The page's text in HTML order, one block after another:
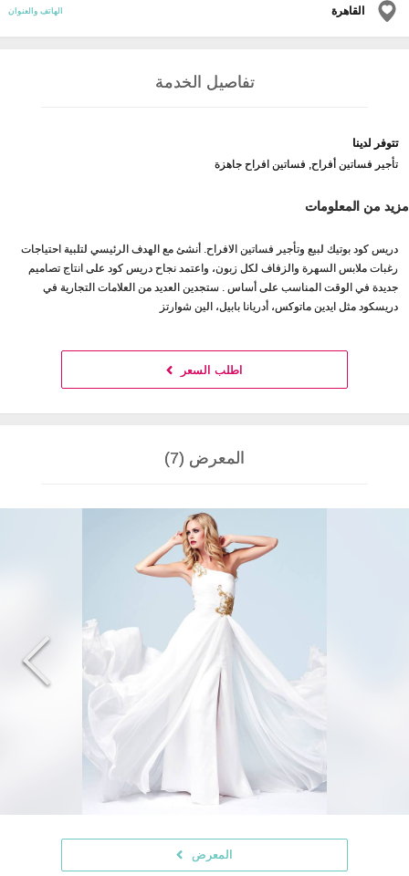
القاهرة الهاتف والعنوان
تفاصيل الخدمة
تتوفر لدينا
تأجير فساتين أفراح, فساتين افراح جاهزة
مزيد من المعلومات
دريس كود بوتيك لبيع وتأجير فساتين الافراح. أنشئ مع الهدف الرئيسي لتلبية احتياجات
رغبات ملابس السهرة والزفاف لكل زبون، واعتمد نجاح دريس كود على انتاج تصاميم
جديدة في الوقت المناسب على أساس . ستجدين العديد من العلامات التجارية في
دريسكود مثل ايدين ماتوكس، أدريانا بابيل، الين شوارتز
اطلب السعر
المعرض (7)
المعرض